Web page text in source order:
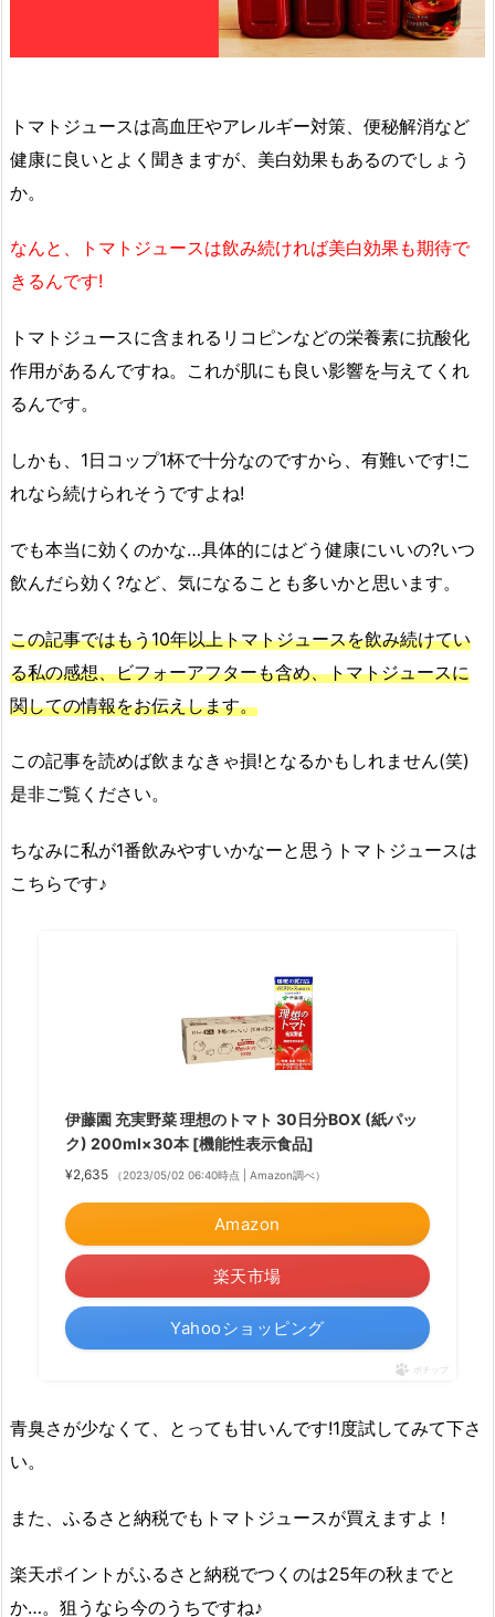
トマトジュースは高血圧やアレルギー対策、便秘解消など
健康に良いとよく聞きますが、美白効果もあるのでしょう
か。
なんと、トマトジュースは飲み続ければ美白効果も期待で
きるんです!
トマトジュースに含まれるリコピンなどの栄養素に抗酸化
作用があるんですね。これが肌にも良い影響を与えてくれ
るんです。
しかも、1日コップ1杯で十分なのですから、有難いです!こ
れなら続けられそうですよね!
でも本当に効くのかな…具体的にはどう健康にいいの?いつ
飲んだら効く?など、気になることも多いかと思います。
この記事ではもう10年以上トマトジュースを飲み続けてい
る私の感想、ビフォーアフターも含め、トマトジュースに
関しての情報をお伝えします。
この記事を読めば飲まなきゃ損!となるかもしれません(笑)
是非ご覧ください。
ちなみに私が1番飲みやすいかなーと思うトマトジュースは
こちらです♪
伊藤園 充実野菜 理想のトマト 30日分BOX (紙パッ
ク) 200ml×30本 [機能性表示食品]
¥2,635 （2023/05/02 06:40時点 | Amazon調べ）
Amazon
楽天市場
Yahooショッピング
ポチップ
青臭さが少なくて、とっても甘いんです!1度試してみて下さ
い。
また、ふるさと納税でもトマトジュースが買えますよ！
楽天ポイントがふるさと納税でつくのは25年の秋までと
か…。狙うなら今のうちですね♪